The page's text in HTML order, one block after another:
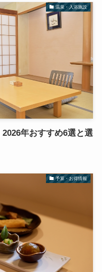
温泉・入浴施設
年おすすめ6選と選
予算・お得情報